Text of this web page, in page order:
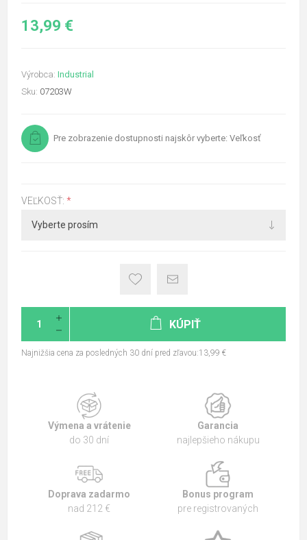
13,99 €
Výrobca: Industrial
Sku: 07203W
Pre zobrazenie dostupnosti najskôr vyberte: Veľkosť
VEĽKOSŤ: *
KÚPIŤ
Najnižšia cena za posledných 30 dní pred zľavou:13,99 €
Výmena a vrátenie
do 30 dní
Garancia
najlepšieho nákupu
Doprava zadarmo
nad 212 €
Bonus program
pre registrovaných